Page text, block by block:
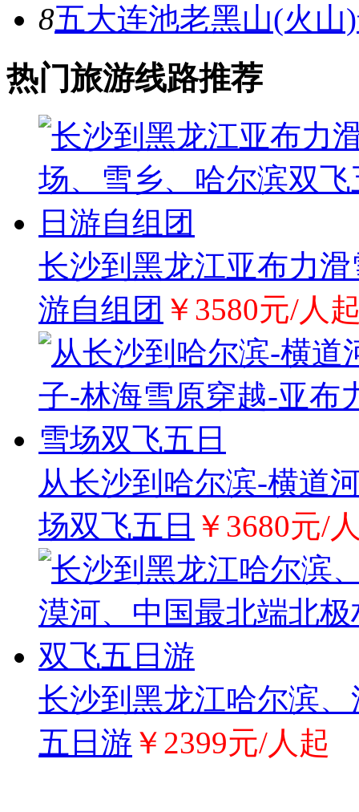
8五大连池老黑山(火山
热门旅游线路推荐
长沙到黑龙江亚布力
游自组团 ￥3580元/人
从长沙到哈尔滨-横道
场双飞五日 ￥3680元/
长沙到黑龙江哈尔滨
五日游 ￥2399元/人起